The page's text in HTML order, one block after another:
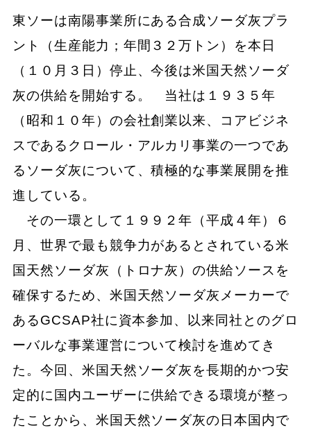
東ソーは南陽事業所にある合成ソーダ灰プラ
ント（生産能力；年間３２万トン）を本日
（１０月３日）停止、今後は米国天然ソーダ
灰の供給を開始する。 当社は１９３５年
（昭和１０年）の会社創業以来、コアビジネ
スであるクロール・アルカリ事業の一つであ
るソーダ灰について、積極的な事業展開を推
進している。
その一環として１９９２年（平成４年）６
月、世界で最も競争力があるとされている米
国天然ソーダ灰（トロナ灰）の供給ソースを
確保するため、米国天然ソーダ灰メーカーで
あるGCSAP社に資本参加、以来同社とのグロ
ーバルな事業運営について検討を進めてき
た。今回、米国天然ソーダ灰を長期的かつ安
定的に国内ユーザーに供給できる環境が整っ
たことから、米国天然ソーダ灰の日本国内で